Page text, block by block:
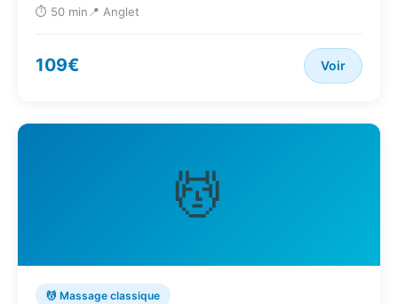
⏱️ 50 min 📍 Anglet
109€ Voir
💆
💆 Massage classique